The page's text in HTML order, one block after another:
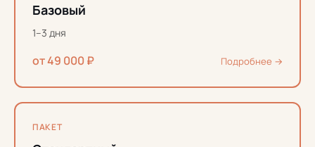
Базовый
1–3 дня
от 49 000 ₽ Подробнее →
ПАКЕТ